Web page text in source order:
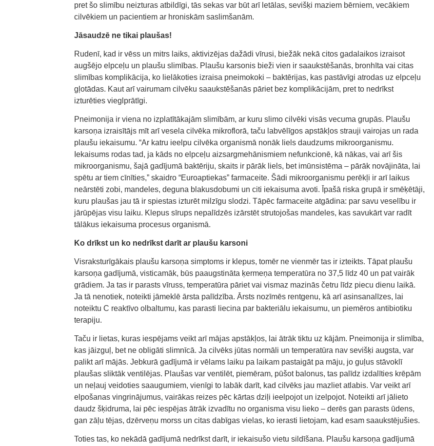
pret šo slimību neizturas atbildīgi, tās sekas var būt arī letālas, sevišķi maziem bērniem, vecākiem
cilvēkiem un pacientiem ar hroniskām saslimšanām.
Jāsaudzē ne tikai plaušas!
Rudenī, kad ir vēss un mitrs laiks, aktivizējas dažādi vīrusi, biežāk nekā citos gadalaikos izraisot
augšējo elpceļu un plaušu slimības. Plaušu karsonis bieži vien ir saaukstēšanās, bronhīta vai citas
slimības komplikācija, ko lielākoties izraisa pneimokoki – baktērijas, kas pastāvīgi atrodas uz elpceļu
gļotādas. Kaut arī vairumam cilvēku saaukstēšanās pāriet bez komplikācijām, pret to nedrīkst
izturēties vieglprātīgi.
Pneimonija ir viena no izplatītākajām slimībām, ar kuru slimo cilvēki visās vecuma grupās. Plaušu
karsoņa izraisītājs mīt arī vesela cilvēka mikroflorā, taču labvēlīgos apstākļos strauji vairojas un rada
plaušu iekaisumu. “Ar katru ieelpu cilvēka organismā nonāk liels daudzums mikroorganismu.
Iekaisums rodas tad, ja kāds no elpceļu aizsargmehānismiem nefunkcionē, kā nākas, vai arī šis
mikroorganismu, šajā gadījumā baktēriju, skaits ir pārāk liels, bet imūnsistēma – pārāk novājināta, lai
spētu ar tiem cīnīties,” skaidro “Euroaptiekas” farmaceite. Šādi mikroorganismu perēkļi ir arī laikus
neārstēti zobi, mandeles, deguna blakusdobumi un citi iekaisuma avoti. Īpašā riska grupā ir smēķētāji,
kuru plaušas jau tā ir spiestas izturēt milzīgu slodzi. Tāpēc farmaceite atgādina: par savu veselību ir
jārūpējas visu laiku. Klepus sīrups nepalīdzēs izārstēt strutojošas mandeles, kas savukārt var radīt
tālākus iekaisuma procesus organismā.
Ko drīkst un ko nedrīkst darīt ar plaušu karsoni
Visraksturīgākais plaušu karsoņa simptoms ir klepus, tomēr ne vienmēr tas ir izteikts. Tāpat plaušu
karsoņa gadījumā, visticamāk, būs paaugstināta ķermeņa temperatūra no 37,5 līdz 40 un pat vairāk
grādiem. Ja tas ir parasts vīruss, temperatūra pāriet vai vismaz mazinās četru līdz piecu dienu laikā.
Ja tā nenotiek, noteikti jāmeklē ārsta palīdzība. Ārsts nozīmēs rentgenu, kā arī asinsanalīzes, lai
noteiktu C reaktīvo olbaltumu, kas parasti liecina par bakteriālu iekaisumu, un piemēros antibiotiku
terapiju.
Taču ir lietas, kuras iespējams veikt arī mājas apstākļos, lai ātrāk tiktu uz kājām. Pneimonija ir slimība,
kas jāizguļ, bet ne obligāti slimnīcā. Ja cilvēks jūtas normāli un temperatūra nav sevišķi augsta, var
palikt arī mājās. Jebkurā gadījumā ir vēlams laiku pa laikam pastaigāt pa māju, jo guļus stāvoklī
plaušas sliktāk ventilējas. Plaušas var ventilēt, piemēram, pūšot balonus, tas palīdz izdalīties krēpām
un neļauj veidoties saaugumiem, vienīgi to labāk darīt, kad cilvēks jau mazliet atlabis. Var veikt arī
elpošanas vingrinājumus, vairākas reizes pēc kārtas dziļi ieelpojot un izelpojot. Noteikti arī jālieto
daudz šķidruma, lai pēc iespējas ātrāk izvadītu no organisma visu lieko – derēs gan parasts ūdens,
gan zāļu tējas, dzērveņu morss un citas dabīgas vielas, ko ierasti lietojam, kad esam saaukstējušies.
Toties tas, ko nekādā gadījumā nedrīkst darīt, ir iekaisušo vietu sildīšana. Plaušu karsoņa gadījumā